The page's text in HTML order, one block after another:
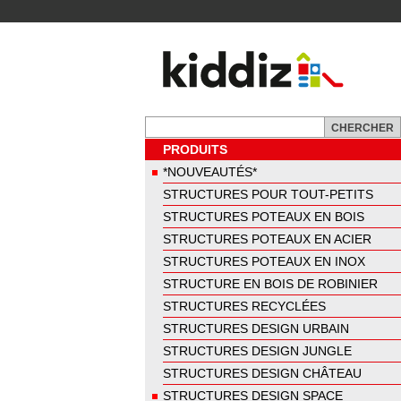
PRODUITS
*NOUVEAUTÉS*
STRUCTURES POUR TOUT-PETITS
STRUCTURES POTEAUX EN BOIS
STRUCTURES POTEAUX EN ACIER
STRUCTURES POTEAUX EN INOX
STRUCTURE EN BOIS DE ROBINIER
STRUCTURES RECYCLÉES
STRUCTURES DESIGN URBAIN
STRUCTURES DESIGN JUNGLE
STRUCTURES DESIGN CHÂTEAU
STRUCTURES DESIGN SPACE